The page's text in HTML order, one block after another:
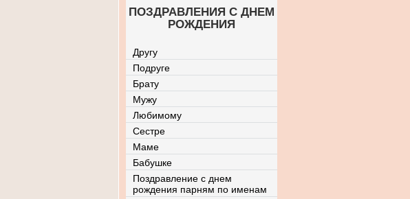
ПОЗДРАВЛЕНИЯ С ДНЕМ
РОЖДЕНИЯ
Другу
Подруге
Брату
Мужу
Любимому
Сестре
Маме
Бабушке
Поздравление с днем
рождения парням по именам